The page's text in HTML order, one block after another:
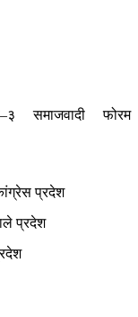
समाजवादी फोरम
प्रदेश
प्रदेश